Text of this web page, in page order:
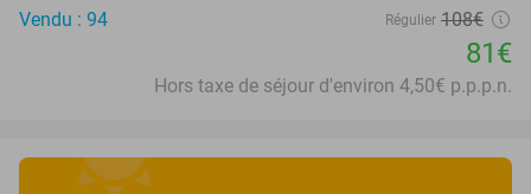
Vendu : 94
Régulier 108€
81€
Hors taxe de séjour d'environ 4,50€ p.p.p.n.